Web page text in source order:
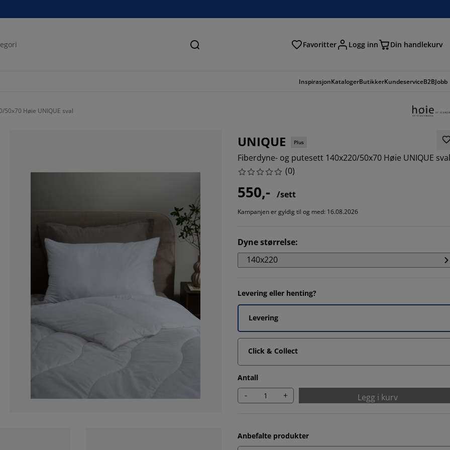
Søk Favoritter Logg inn Din handlekurv
InspirasjonKatalogerButikkerKundeserviceB2BJobb
50x70 Høie UNIQUE sval
UNIQUE Plus
Fiberdyne- og putesett 140x220/50x70 Høie UNIQUE sval
(0)
550,- /sett
Kampanjen er gyldig til og med: 16.08.2026
Dyne størrelse:
140x220
Levering eller henting?
Levering
Click & Collect
Antall
- + Legg i kurv
Anbefalte produkter